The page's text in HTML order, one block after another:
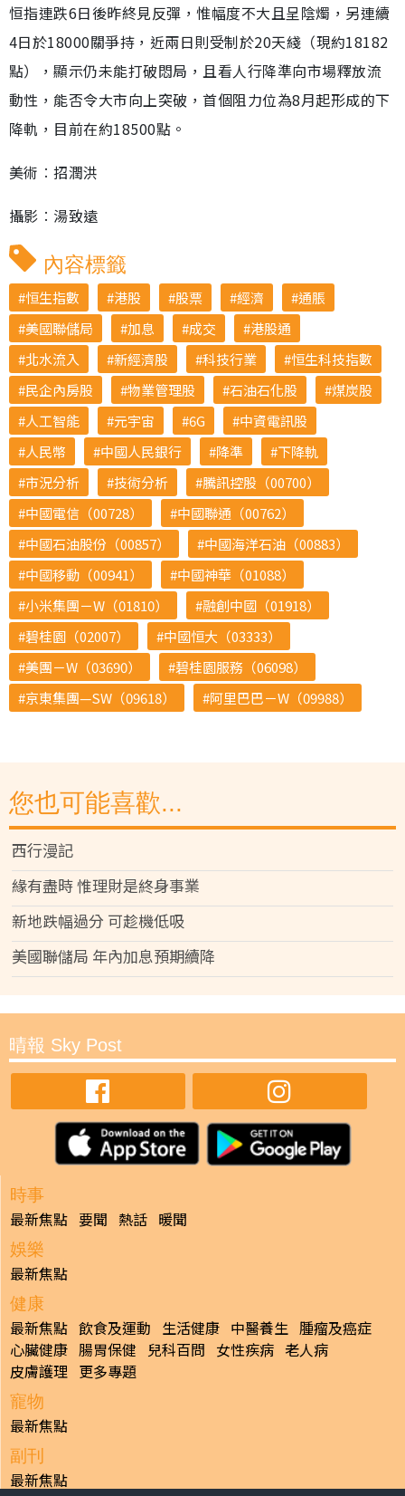
恒指連跌6日後昨終見反彈，惟幅度不大且呈陰燭，另連續
4日於18000關爭持，近兩日則受制於20天綫（現約18182
點），顯示仍未能打破悶局，且看人行降準向市場釋放流
動性，能否令大市向上突破，首個阻力位為8月起形成的下
降軌，目前在約18500點。
美術︰招潤洪
攝影︰湯致遠
內容標籤
恒生指數 港股 股票 經濟
通脹
美國聯儲局
加息 成交
港股通
北水流入
新經濟股 科技行業
恒生科技指數
民企內房股
物業管理股 石油石化股
煤炭股
人工智能
元宇宙 6G
中資電訊股
人民幣
中國人民銀行 降準
下降軌
市況分析
技術分析
騰訊控股（00700）
中國電信（00728）
中國聯通（00762）
中國石油股份（00857）
中國海洋石油（00883）
中國移動（00941）
中國神華（01088）
小米集團－W（01810）
融創中國（01918）
碧桂園（02007）
中國恒大（03333）
美團－W（03690）
碧桂園服務（06098）
京東集團—SW（09618）
阿里巴巴－W（09988）
您也可能喜歡...
西行漫記
緣有盡時 惟理財是終身事業
新地跌幅過分 可趁機低吸
美國聯儲局 年內加息預期續降
晴報 Sky Post
時事
最新焦點 要聞 熱話 暖聞
娛樂
最新焦點
健康
最新焦點 飲食及運動 生活健康 中醫養生 腫瘤及癌症
心臟健康 腸胃保健 兒科百問 女性疾病 老人病
皮膚護理 更多專題
寵物
最新焦點
副刊
最新焦點